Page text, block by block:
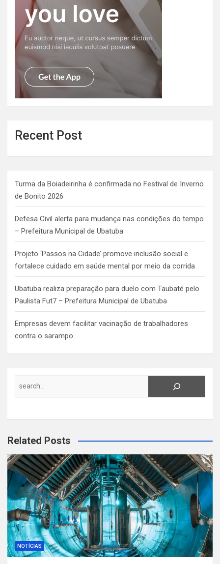
Recent Post
Turma da Boiadeirinha é confirmada no Festival de Inverno
de Bonito 2026
Defesa Civil alerta para mudança nas condições do tempo
– Prefeitura Municipal de Ubatuba
Projeto ‘Passos na Cidade’ promove inclusão social e
fortalece cuidado em saúde mental por meio da corrida
Ubatuba realiza preparação para duelo com Taubaté pelo
Paulista Fut7 – Prefeitura Municipal de Ubatuba
Empresas devem facilitar vacinação de trabalhadores
contra o sarampo
Search
Related Posts
NOTÍCIAS